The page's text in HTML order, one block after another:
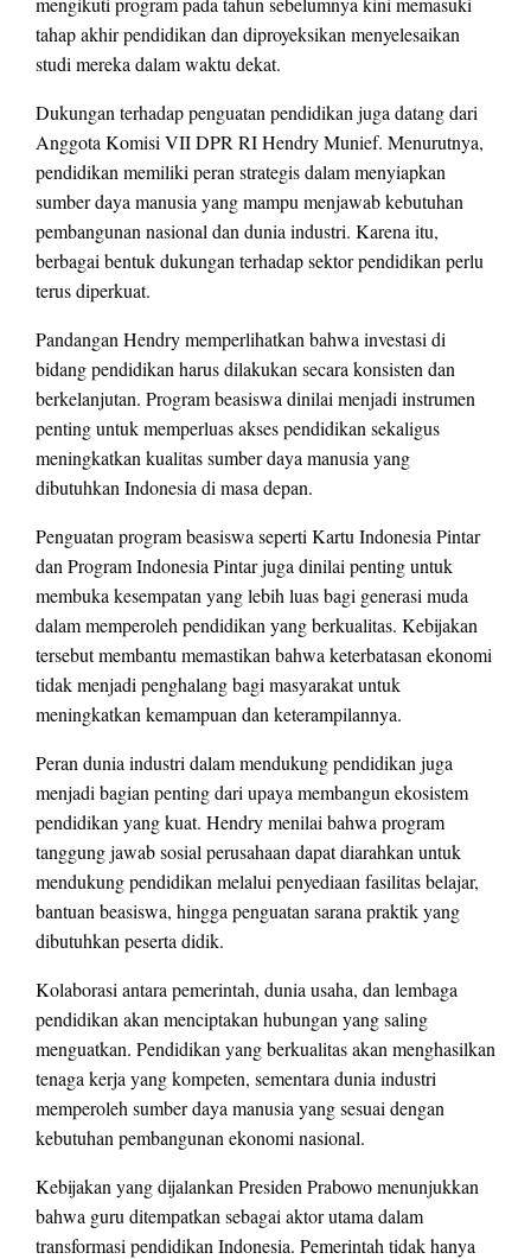
tahap akhir pendidikan dan diproyeksikan menyelesaikan
studi mereka dalam waktu dekat.
Dukungan terhadap penguatan pendidikan juga datang dari
Anggota Komisi VII DPR RI Hendry Munief. Menurutnya,
pendidikan memiliki peran strategis dalam menyiapkan
sumber daya manusia yang mampu menjawab kebutuhan
pembangunan nasional dan dunia industri. Karena itu,
berbagai bentuk dukungan terhadap sektor pendidikan perlu
terus diperkuat.
Pandangan Hendry memperlihatkan bahwa investasi di
bidang pendidikan harus dilakukan secara konsisten dan
berkelanjutan. Program beasiswa dinilai menjadi instrumen
penting untuk memperluas akses pendidikan sekaligus
meningkatkan kualitas sumber daya manusia yang
dibutuhkan Indonesia di masa depan.
Penguatan program beasiswa seperti Kartu Indonesia Pintar
dan Program Indonesia Pintar juga dinilai penting untuk
membuka kesempatan yang lebih luas bagi generasi muda
dalam memperoleh pendidikan yang berkualitas. Kebijakan
tersebut membantu memastikan bahwa keterbatasan ekonomi
tidak menjadi penghalang bagi masyarakat untuk
meningkatkan kemampuan dan keterampilannya.
Peran dunia industri dalam mendukung pendidikan juga
menjadi bagian penting dari upaya membangun ekosistem
pendidikan yang kuat. Hendry menilai bahwa program
tanggung jawab sosial perusahaan dapat diarahkan untuk
mendukung pendidikan melalui penyediaan fasilitas belajar,
bantuan beasiswa, hingga penguatan sarana praktik yang
dibutuhkan peserta didik.
Kolaborasi antara pemerintah, dunia usaha, dan lembaga
pendidikan akan menciptakan hubungan yang saling
menguatkan. Pendidikan yang berkualitas akan menghasilkan
tenaga kerja yang kompeten, sementara dunia industri
memperoleh sumber daya manusia yang sesuai dengan
kebutuhan pembangunan ekonomi nasional.
Kebijakan yang dijalankan Presiden Prabowo menunjukkan
bahwa guru ditempatkan sebagai aktor utama dalam
transformasi pendidikan Indonesia. Pemerintah tidak hanya